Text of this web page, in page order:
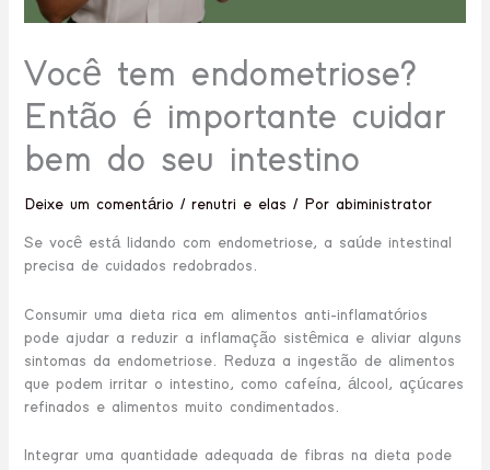
Você tem endometriose?
Então é importante cuidar
bem do seu intestino
Deixe um comentário /renutri e elas / Porabiministrator
Se você está lidando com endometriose, a saúde intestinal
precisa de cuidados redobrados.
Consumir uma dieta rica em alimentos anti-inflamatórios
pode ajudar a reduzir a inflamação sistêmica e aliviar alguns
sintomas da endometriose. Reduza a ingestão de alimentos
que podem irritar o intestino, como cafeína, álcool, açúcares
refinados e alimentos muito condimentados.
Integrar uma quantidade adequada de fibras na dieta pode